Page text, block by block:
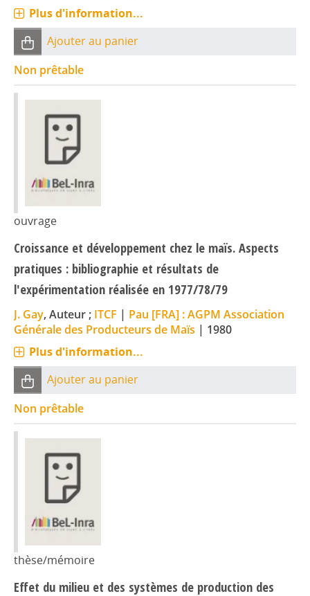
Plus d'information...
Ajouter au panier
Non prêtable
ouvrage
Croissance et développement chez le maïs. Aspects
pratiques : bibliographie et résultats de
l'expérimentation réalisée en 1977/78/79
J. Gay, Auteur ; ITCF | Pau [FRA] : AGPM Association
Générale des Producteurs de Maïs | 1980
Plus d'information...
Ajouter au panier
Non prêtable
thèse/mémoire
Effet du milieu et des systèmes de production des